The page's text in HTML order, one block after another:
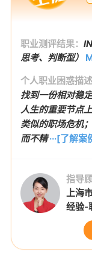
职业测评结果：
思考、判断型）
个人职业困惑描述
找到一份相对稳
人生的重要节点
类似的职场危机
而不精···[了解
指导
上海
经验-